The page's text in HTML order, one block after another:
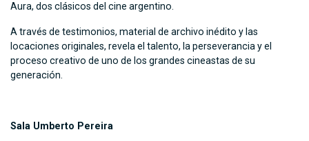
Aura, dos clásicos del cine argentino.
A través de testimonios, material de archivo inédito y las
locaciones originales, revela el talento, la perseverancia y el
proceso creativo de uno de los grandes cineastas de su
generación.
Sala Umberto Pereira